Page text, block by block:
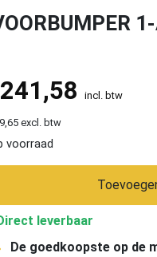
241,58 incl. btw
excl. btw
voorraad
leverbaar
De goedkoopste op de